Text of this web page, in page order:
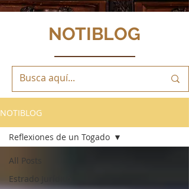
NOTIBLOG
NOTIBLOG
All Posts
Estrado Jurídico
Reflexiones de un Togado